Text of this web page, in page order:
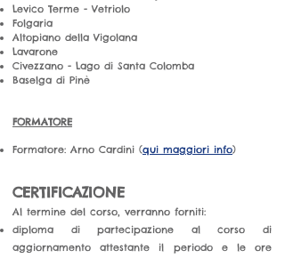
CERTIFICAZIONE
Levico Terme - Vetriolo
Folgaria
Altopiano della Vigolana
Lavarone
Civezzano - Lago di Santa Colomba
Baselga di Pinè
FORMATORE
Formatore: Arno Cardini (qui maggiori info)
Al termine del corso, verranno forniti:
diploma di partecipazione al corso di
aggiornamento attestante il periodo e le ore